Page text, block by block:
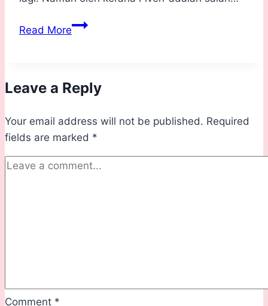
Read MoreJana
di
Leave a Reply
Your email address will not be published. Required
fields are marked *
Comment *